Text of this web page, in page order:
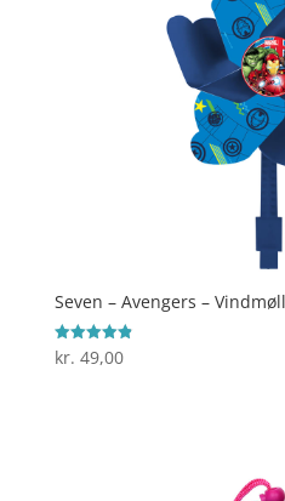
Seven – Avengers –
Vurderet
4.9
kr. 49,00